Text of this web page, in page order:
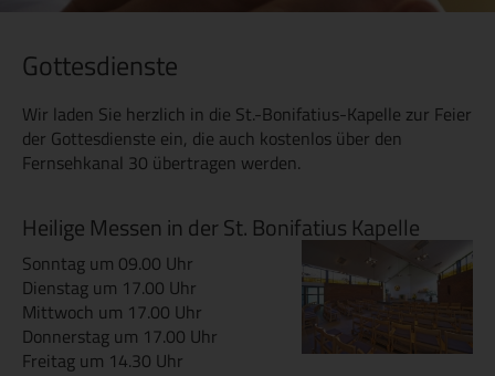
Gottesdienste
Wir laden Sie herzlich in die St.-Bonifatius-Kapelle zur Feier
der Gottesdienste ein, die auch kostenlos über den
Fernsehkanal 30 übertragen werden.
Heilige Messen in der St. Bonifatius Kapelle
Sonntag um 09.00 Uhr
Dienstag um 17.00 Uhr
Mittwoch um 17.00 Uhr
Donnerstag um 17.00 Uhr
Freitag um 14.30 Uhr